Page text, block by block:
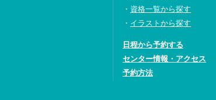
資格一覧から探す
イラストから探す
日程から予約する
センター情報・アクセス
予約方法